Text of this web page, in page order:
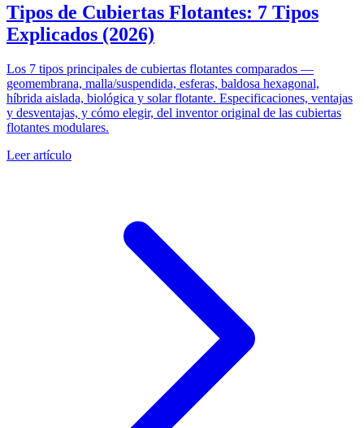
Tipos de Cubiertas Flotantes: 7 Tipos
Explicados (2026)
Los 7 tipos principales de cubiertas flotantes comparados —
geomembrana, malla/suspendida, esferas, baldosa hexagonal,
híbrida aislada, biológica y solar flotante. Especificaciones, ventajas
y desventajas, y cómo elegir, del inventor original de las cubiertas
flotantes modulares.
Leer artículo